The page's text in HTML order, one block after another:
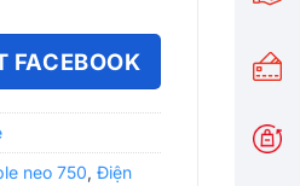
FACEBOOK
neo 750, Điện